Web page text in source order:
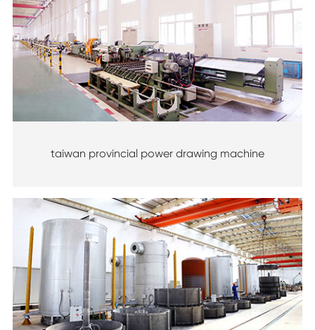
taiwan provincial power drawing machine